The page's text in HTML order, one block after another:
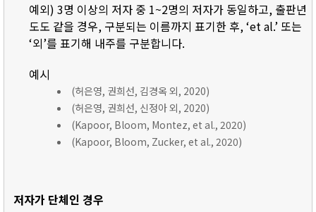
예외) 3명 이상의 저자 중 1~2명의 저자가 동일하고, 출판년
도도 같을 경우, 구분되는 이름까지 표기한 후, ‘et al.’ 또는
‘외’를 표기해 내주를 구분합니다.
예시
(허은영, 권희선, 김경옥 외, 2020)
(허은영, 권희선, 신정아 외, 2020)
(Kapoor, Bloom, Montez, et al., 2020)
(Kapoor, Bloom, Zucker, et al., 2020)
저자가 단체인 경우